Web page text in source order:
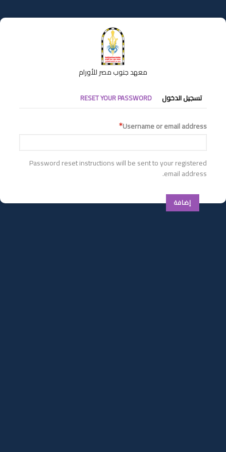
إلى
المحتوى
معهد جنوب مصر للأورام
التبويبات
الأساسية
تسجيل الدخول RESET YOUR PASSWORD
Username or email address
Password reset instructions will be sent to your registered
email address.